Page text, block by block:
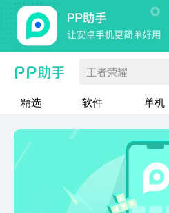
王者荣耀
精选 软件 单机